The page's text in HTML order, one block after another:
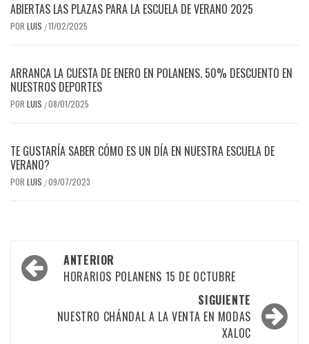
ABIERTAS LAS PLAZAS PARA LA ESCUELA DE VERANO 2025
POR LUIS /11/02/2025
ARRANCA LA CUESTA DE ENERO EN POLANENS. 50% DESCUENTO EN
NUESTROS DEPORTES
POR LUIS /08/01/2025
TE GUSTARÍA SABER CÓMO ES UN DÍA EN NUESTRA ESCUELA DE
VERANO?
POR LUIS /09/07/2023
Navegación
por
entradas
ANTERIOR
HORARIOS POLANENS 15 DE OCTUBRE
SIGUIENTE
NUESTRO CHÁNDAL A LA VENTA EN MODAS
XALOC